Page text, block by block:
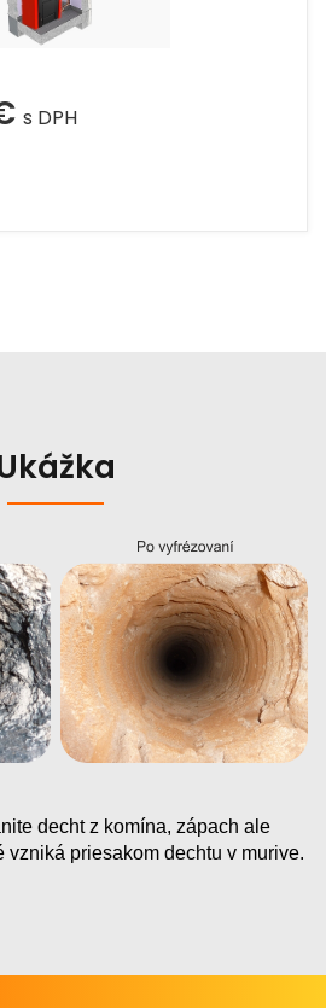
s DPH
decht z komína, zápach ale
vzniká priesakom dechtu v murive.